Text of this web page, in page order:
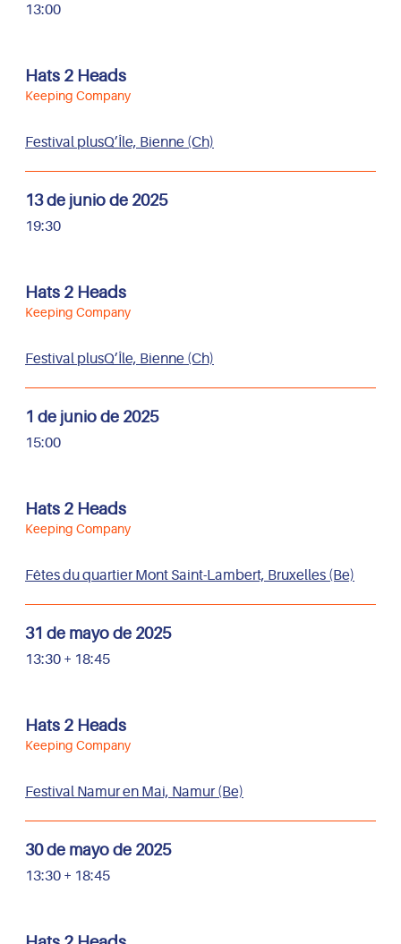
13:00
Hats 2 Heads
Keeping Company
Festival plusQ’Île, Bienne (Ch)
13 de junio de 2025
19:30
Hats 2 Heads
Keeping Company
Festival plusQ’Île, Bienne (Ch)
1 de junio de 2025
15:00
Hats 2 Heads
Keeping Company
Fêtes du quartier Mont Saint-Lambert, Bruxelles (Be)
31 de mayo de 2025
13:30 + 18:45
Hats 2 Heads
Keeping Company
Festival Namur en Mai, Namur (Be)
30 de mayo de 2025
13:30 + 18:45